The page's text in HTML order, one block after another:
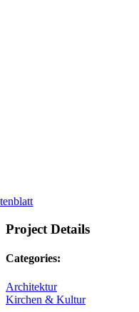
Project Details
Categories:
Architektur
Kirchen & Kultur